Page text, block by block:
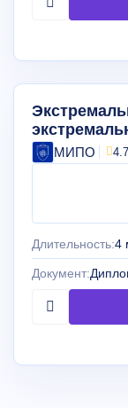
МИПО 4.7
Длительность:4
Документ: